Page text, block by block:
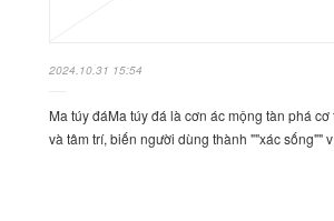
2024.10.31 15:54
Ma túy đáMa túy đá là cơn ác mộng tàn phá cơ
và tâm trí, biến người dùng thành ""xác sống""